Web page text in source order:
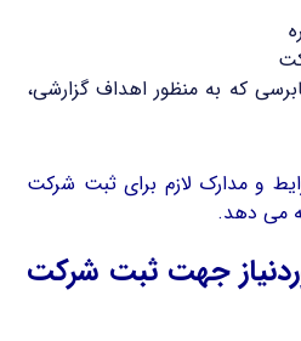
که به منظور اهداف گزارشی،
و مدارک لازم برای ثبت شرکت
می دهد.
جهت ثبت شرکت